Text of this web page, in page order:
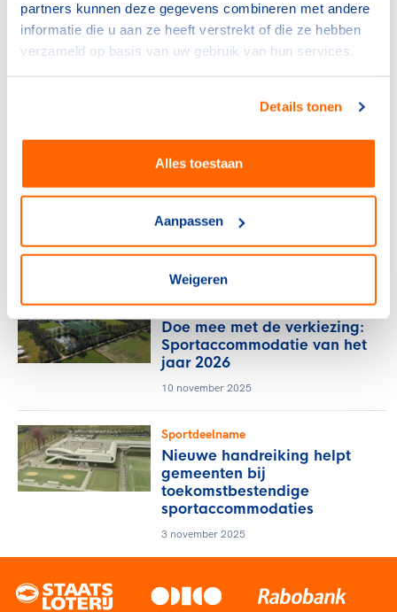
partners kunnen deze gegevens combineren met andere
informatie die u aan ze heeft verstrekt of die ze hebben
verzameld op basis van uw gebruik van hun services.
Details tonen
Alles toestaan
Aanpassen
Weigeren
30 april 2026
Voorop in duurzaamheid: hoe
de NKBV koers houdt in een
veranderend klimaat
3 december 2025
Bonden
Doe mee met de verkiezing:
Sportaccommodatie van het
jaar 2026
10 november 2025
Sportdeelname
Nieuwe handreiking helpt
gemeenten bij
toekomstbestendige
sportaccommodaties
3 november 2025